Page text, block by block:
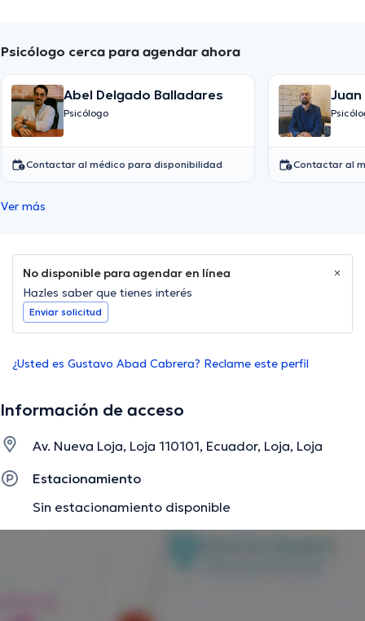
Psicólogo cerca para agendar ahora
Abel Delgado Balladares
Psicólogo
Contactar al médico para disponibilidad Contactar al
Ver más
No disponible para agendar en línea
Hazles saber que tienes interés
Enviar solicitud
¿Usted es Gustavo Abad Cabrera? Reclame este perfil
Información de acceso
Av. Nueva Loja, Loja 110101, Ecuador, Loja, Loja
Estacionamiento
Sin estacionamiento disponible